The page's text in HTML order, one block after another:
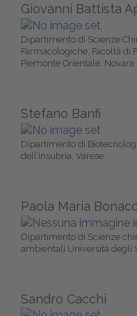
Giovanni Battista
Dipartimento di Scienze
Farmacologiche, Facoltà di
Piemonte Orientale, Novara
Stefano Banfi
Dipartimento di
dell’Insubria, Varese
Paola Maria
Dipartimento di Scienze
ambientali Università degli
Sandro Cacchi